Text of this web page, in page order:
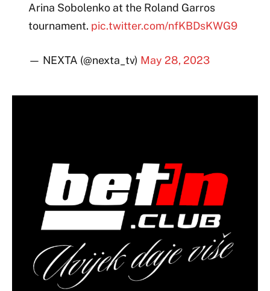
Arina Sobolenko at the Roland Garros
tournament. pic.twitter.com/nfKBDsKWG9
— NEXTA (@nexta_tv) May 28, 2023